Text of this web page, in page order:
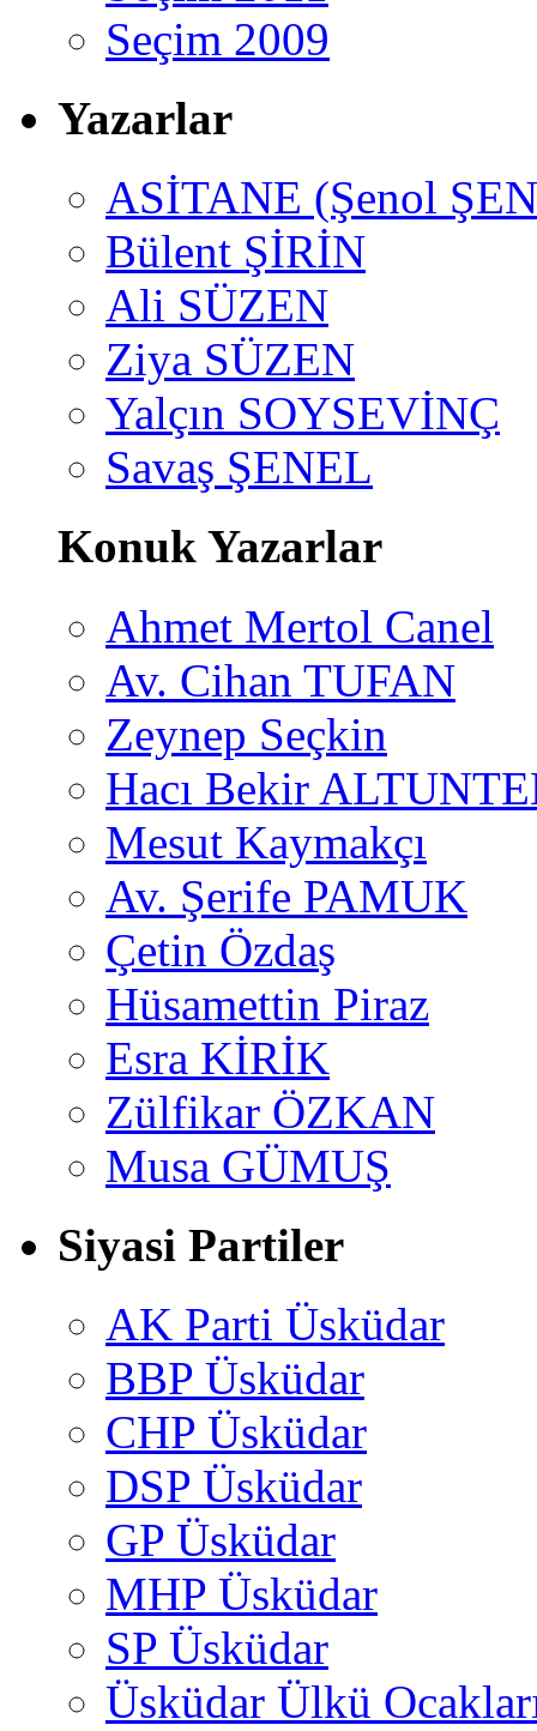
Seçim 2009
Yazarlar
ASİTANE (Şenol
Bülent ŞİRİN
Ali SÜZEN
Ziya SÜZEN
Yalçın SOYSEVİNÇ
Savaş ŞENEL
Konuk Yazarlar
Ahmet Mertol Canel
Av. Cihan TUFAN
Zeynep Seçkin
Hacı Bekir
Mesut Kaymakçı
Av. Şerife PAMUK
Çetin Özdaş
Hüsamettin Piraz
Esra KİRİK
Zülfikar ÖZKAN
Musa GÜMUŞ
Siyasi Partiler
AK Parti Üsküdar
BBP Üsküdar
CHP Üsküdar
DSP Üsküdar
GP Üsküdar
MHP Üsküdar
SP Üsküdar
Üsküdar Ülkü